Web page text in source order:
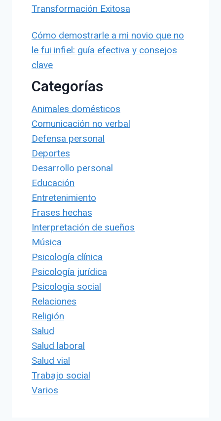
Transformación Exitosa
Cómo demostrarle a mi novio que no
le fui infiel: guía efectiva y consejos
clave
Categorías
Animales domésticos
Comunicación no verbal
Defensa personal
Deportes
Desarrollo personal
Educación
Entretenimiento
Frases hechas
Interpretación de sueños
Música
Psicología clínica
Psicología jurídica
Psicología social
Relaciones
Religión
Salud
Salud laboral
Salud vial
Trabajo social
Varios